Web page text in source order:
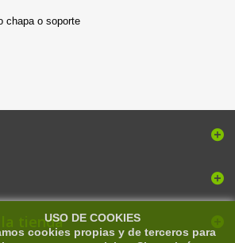
chapa o soporte
tiendaUSO DE COOKIES
cookies propias y de terceros para